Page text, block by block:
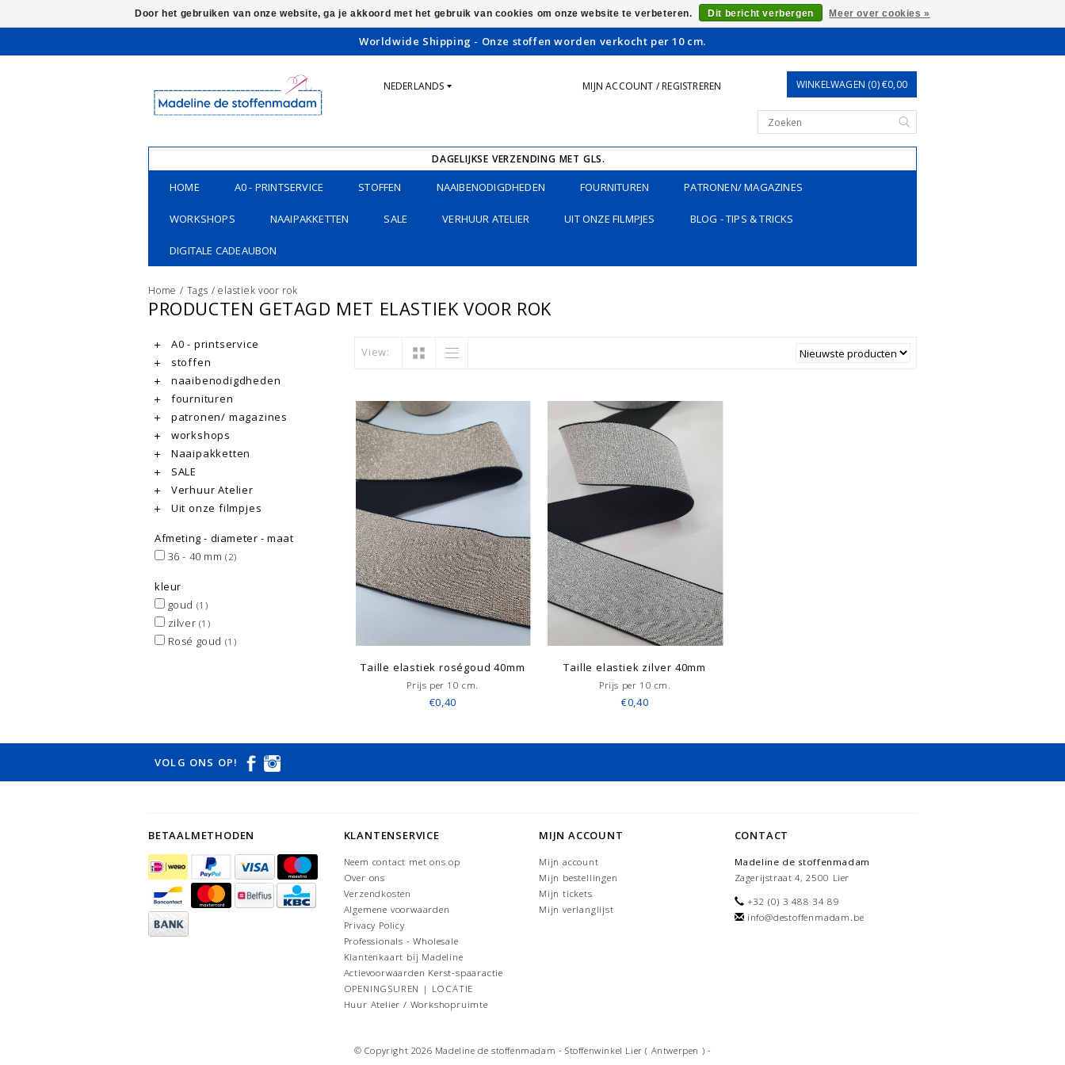
Worldwide Shipping - Onze stoffen worden verkocht per 10 cm.
NEDERLANDS MIJN ACCOUNT / REGISTREREN WINKELWAGEN (0) €0,00
DAGELIJKSE VERZENDING MET GLS.
HOME A0 - PRINTSERVICE STOFFEN NAAIBENODIGDHEDEN FOURNITUREN PATRONEN/ MAGAZINES
WORKSHOPS NAAIPAKKETTEN SALE VERHUUR ATELIER UIT ONZE FILMPJES BLOG - TIPS & TRICKS
DIGITALE CADEAUBON
Home / Tags /elastiek voor rok
PRODUCTEN GETAGD MET ELASTIEK VOOR ROK
A0 - printservice
stoffen
naaibenodigdheden
fournituren
patronen/ magazines
workshops
Naaipakketten
SALE
Verhuur Atelier
Uit onze filmpjes
Afmeting - diameter - maat
36 - 40 mm(2)
kleur
goud (1)
zilver (1)
Rosé goud (1)
View:
Taille elastiek roségoud 40mm
Prijs per 10 cm.
€0,40
Taille elastiek zilver 40mm
Prijs per 10 cm.
€0,40
VOLG ONS OP!
BETAALMETHODEN KLANTENSERVICE
Neem contact met ons op
Over ons
Verzendkosten
Algemene voorwaarden
Privacy Policy
Professionals - Wholesale
Klantenkaart bij Madeline
Actievoorwaarden Kerst-spaaractie
OPENINGSUREN | LOCATIE
Huur Atelier / Workshopruimte
MIJN ACCOUNT
Mijn account
Mijn bestellingen
Mijn tickets
Mijn verlanglijst
CONTACT
Madeline de stoffenmadam
Zagerijstraat 4, 2500 Lier
+32 (0) 3 488 34 89
info@destoffenmadam.be
© Copyright 2026 Madeline de stoffenmadam - Stoffenwinkel Lier ( Antwerpen ) -
Door het gebruiken van onze website, ga je akkoord met het gebruik van cookies om onze website te verbeteren. Dit bericht verbergen Meer over cookies »